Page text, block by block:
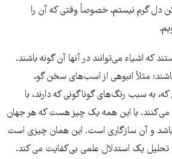
دل گرم نیستم، خصوصاً وقتی که آن را
اشیاء می‌‌‌توانند در آنها آن گونه باشند.
باشند: مثلاً انبوهی از اسب‌‌‌های سخن گو،
که، به سبب رنگ‌‌‌های گوناگونی که دارند، با
با این همه یک چیز هست که هر جهان
باشد و آن سازگاری است. این همان چیزی است
تحلیل یک استدلال علمی بی‌‌‌کفایت می کند.